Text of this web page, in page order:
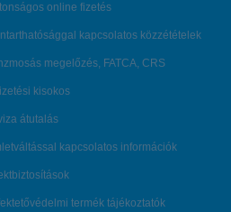
online fizetés
kapcsolatos közzétételek
megelőzés, FATCA, CRS
kisokos
átutalás
kapcsolatos információk
termék tájékoztatók